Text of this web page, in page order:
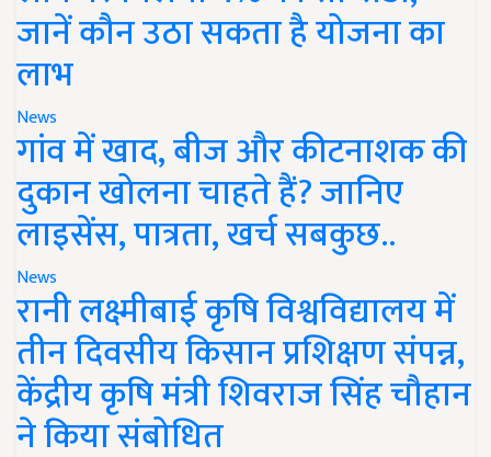
जानें कौन उठा सकता है योजना का
लाभ
News
गांव में खाद, बीज और कीटनाशक की
दुकान खोलना चाहते हैं? जानिए
लाइसेंस, पात्रता, खर्च सबकुछ..
News
रानी लक्ष्मीबाई कृषि विश्वविद्यालय में
तीन दिवसीय किसान प्रशिक्षण संपन्न,
केंद्रीय कृषि मंत्री शिवराज सिंह चौहान
ने किया संबोधित